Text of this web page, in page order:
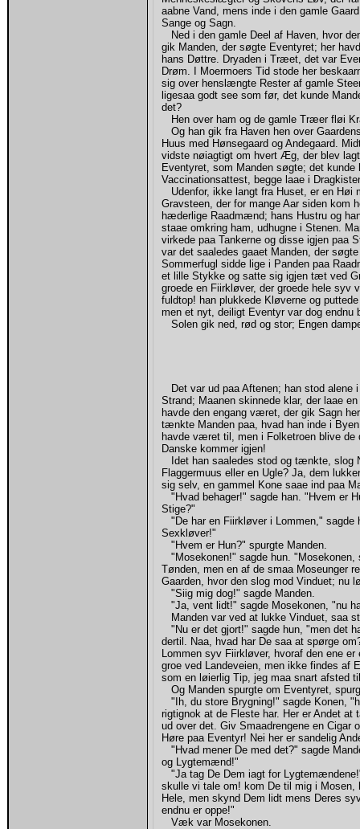
aabne Vand, mens inde i den gamle
Sange og Sagn.
Ned i den gamle Deel af Haven, hvor
gik Manden, der søgte Eventyret; her
hans Døttre. Dryaden i Træet, det var
Drøm. I Moermoers Tid stode her
sig over henslængte Rester af gamle
ligesaa godt see som før, det kunde
det?
Hen over ham og de gamle Træer fløi
Og han gik fra Haven hen over
Huus med Hønsegaard og Andegaard.
vidste nøiagtigt om hvert Æg, der blev
Eventyret, som Manden søgte; det
Vaccinationsattest, begge laae i
Udenfor, ikke langt fra Huset, er en Høi
Gravsteen, der for mange Aar siden kom
hæderlige Raadmænd; hans Hustru og
staae omkring ham, udhugne i Stenen.
virkede paa Tankerne og disse igjen paa
var det saaledes gaaet Manden, der
Sommerfugl sidde lige i Panden paa
et lille Stykke og satte sig igjen tæt ved
groede en Fiirkløver, der groede hele syv
fuldtop! han plukkede Kløverne og
men et nyt, deiligt Eventyr var dog
Solen gik ned, rød og stor; Engen
Det var ud paa Aftenen; han stod alene
Strand; Maanen skinnede klar, der laae
havde den engang været, der gik Sagn
tænkte Manden paa, hvad han inde i
havde været til, men i Folketroen blive de
Danske kommer igjen!
Idet han saaledes stod og tænkte, slog
Flaggermuus eller en Ugle? Ja, dem
sig selv, en gammel Kone saae ind paa
"Hvad behager!" sagde han. "Hvem er
Stige?"
"De har en Fiirkløver i Lommen," sagde
Sexkløver!"
"Hvem er Hun?" spurgte Manden.
"Mosekonen!" sagde hun.
Tønden, men en af de smaa Moseunger
Gaarden, hvor den slog mod Vinduet; nu
"Siig mig dog!" sagde Manden.
"Ja, vent lidt!" sagde Mosekonen, "nu
Manden var ved at lukke Vinduet, saa
"Nu er det gjort!" sagde hun, "men det
dertil. Naa, hvad har De saa at spørge
Lommen syv Fiirkløver, hvoraf den ene
groe ved Landeveien, men ikke findes af
som en løierlig Tip, jeg maa snart afsted
Og Manden spurgte om Eventyret,
"Ih, du store Brygning!" sagde Konen,
rigtignok at de Fleste har. Her er Andet
ud over det. Giv Smaadrengene en Cigar
Høre paa Eventyr! Nei her er sandelig
"Hvad mener De med det?" sagde
og Lygtemænd!"
"Ja tag De Dem iagt for
skulle vi tale om! kom De til mig i
Hele, men skynd Dem lidt mens Deres
endnu er oppe!"
Væk var Mosekonen.